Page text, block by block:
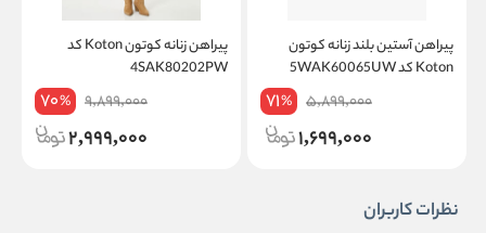
پیراهن آستین بلند زنانه کوتون
Koton کد 5WAK60065UW
5,899,000
71%
1,699,000
پیراهن زنانه کوتون Koton کد
4SAK80202PW
9,899,000
70%
2,999,000
نظرات کاربران